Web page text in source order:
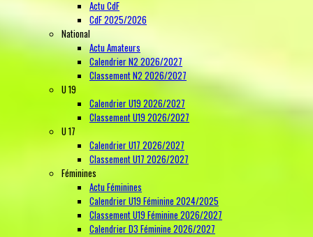
Actu CdF
CdF 2025/2026
National
Actu Amateurs
Calendrier N2 2026/2027
Classement N2 2026/2027
U 19
Calendrier U19 2026/2027
Classement U19 2026/2027
U 17
Calendrier U17 2026/2027
Classement U17 2026/2027
Féminines
Actu Féminines
Calendrier U19 Féminine 2024/2025
Classement U19 Féminine 2026/2027
Calendrier D3 Féminine 2026/2027